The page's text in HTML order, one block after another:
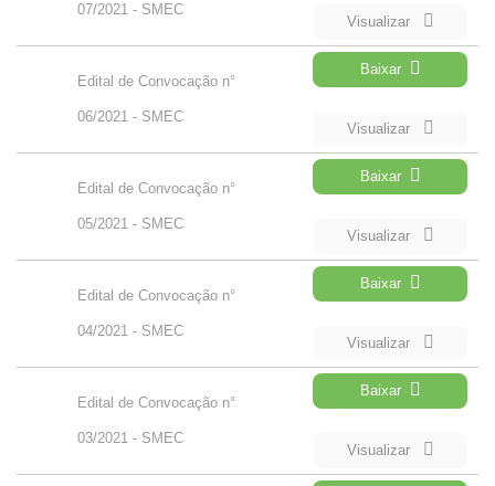
07/2021 - SMEC
Visualizar
Edital de Convocação n°
06/2021 - SMEC
Baixar
Visualizar
Edital de Convocação n°
05/2021 - SMEC
Baixar
Visualizar
Edital de Convocação n°
04/2021 - SMEC
Baixar
Visualizar
Edital de Convocação n°
03/2021 - SMEC
Baixar
Visualizar